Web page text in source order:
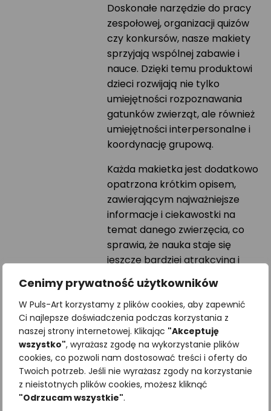
Cenimy prywatność użytkowników
W Puls-Art korzystamy z plików cookies, aby zapewnić
Ci najlepsze doświadczenia podczas korzystania z
naszej strony internetowej. Klikając "Akceptuję
wszystko", wyrażasz zgodę na wykorzystanie plików
cookies, co pozwoli nam dostosować treści i oferty do
Twoich potrzeb. Jeśli nie wyrażasz zgody na korzystanie
z nieistotnych plików cookies, możesz kliknąć
"Odrzucam wszystkie".
Doskonałe narzędzie do pracy
zespołowej, organizacji quizów
czy konkursów, nasze makiety
sprzyjają wspólnej zabawie i
nauce. Dzięki temu produktowi
dzieci rozwijają nie tylko
umiejętności rozpoznawania
gatunków zwierząt, ale również
umiejętności interpersonalne i
koordynację grupową.
Każda makietka jest dodatkowo
opatrzona krótkim opisem,
zawierającym najważniejsze
informacje i ciekawostki na
temat danego zwierzęcia, co
sprawia, że nauka staje się
jeszcze bardziej atrakcyjna i
interesująca.
Zestaw zapakowany jest w
estetyczną drewnianą skrzynkę
z kolorowym nadrukiem, co
sprawia, że będzie to nie tylko
doskonały prezent dla małych
odkrywców przyrody, ale
również niezwykła ozdoba